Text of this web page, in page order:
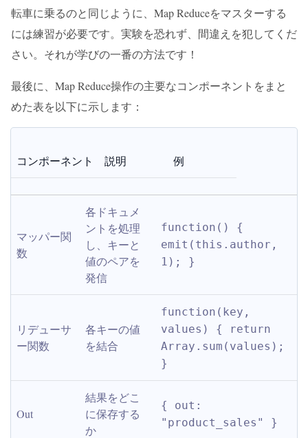
転車に乗るのと同じように、Map Reduceをマスターする
には練習が必要です。実験を恐れず、間違えを犯してくだ
さい。それが学びの一番の方法です！
最後に、Map Reduce操作の主要なコンポーネントをまと
めた表を以下に示します：
コンポーネント 説明 例
マッパー関
数
各ドキュメ
ントを処理
し、キーと
値のペアを
発信
function() {
emit(this.author,
1); }
リデューサ
ー関数
各キーの値
を結合
function(key,
values) { return
Array.sum(values);
}
Out
結果をどこ
に保存する
か
{ out:
"product_sales" }